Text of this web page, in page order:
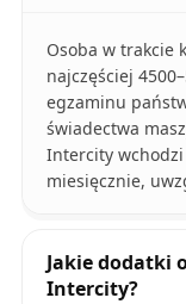
Osoba w trakcie
najczęściej
egzaminu
świadectwa
Intercity wchodzi
miesięcznie,
Jakie dodatki
Intercity?